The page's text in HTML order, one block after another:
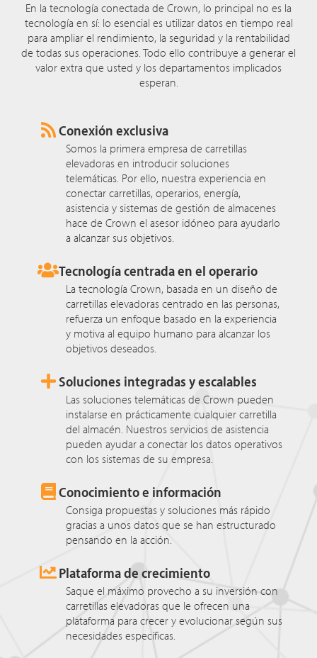
En la tecnología conectada de Crown, lo principal no es la
tecnología en sí: lo esencial es utilizar datos en tiempo real
para ampliar el rendimiento, la seguridad y la rentabilidad
de todas sus operaciones. Todo ello contribuye a generar el
valor extra que usted y los departamentos implicados
esperan.
Conexión exclusiva
Somos la primera empresa de carretillas
elevadoras en introducir soluciones
telemáticas. Por ello, nuestra experiencia en
conectar carretillas, operarios, energía,
asistencia y sistemas de gestión de almacenes
hace de Crown el asesor idóneo para ayudarlo
a alcanzar sus objetivos.
Tecnología centrada en el operario
La tecnología Crown, basada en un diseño de
carretillas elevadoras centrado en las personas,
refuerza un enfoque basado en la experiencia
y motiva al equipo humano para alcanzar los
objetivos deseados.
Soluciones integradas y escalables
Las soluciones telemáticas de Crown pueden
instalarse en prácticamente cualquier carretilla
del almacén. Nuestros servicios de asistencia
pueden ayudar a conectar los datos operativos
con los sistemas de su empresa.
Conocimiento e información
Consiga propuestas y soluciones más rápido
gracias a unos datos que se han estructurado
pensando en la acción.
Plataforma de crecimiento
Saque el máximo provecho a su inversión con
carretillas elevadoras que le ofrecen una
plataforma para crecer y evolucionar según sus
necesidades específicas.